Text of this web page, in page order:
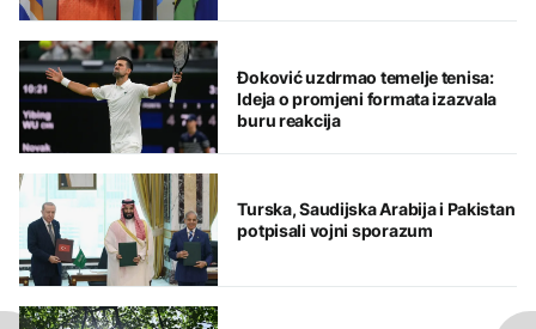
Đoković uzdrmao temelje tenisa:
Ideja o promjeni formata izazvala
buru reakcija
Turska, Saudijska Arabija i Pakistan
potpisali vojni sporazum